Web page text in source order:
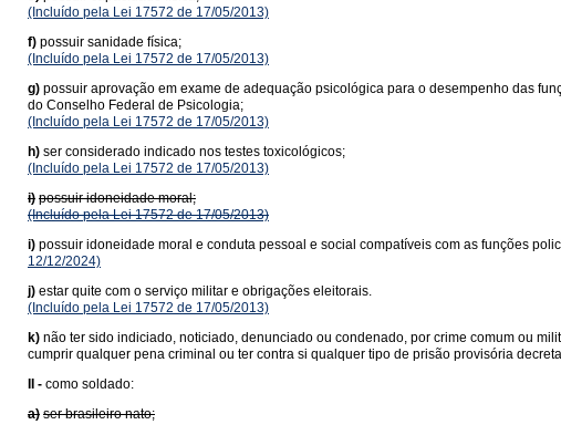
(Incluído pela Lei 17572 de 17/05/2013)
f) possuir sanidade física;
(Incluído pela Lei 17572 de 17/05/2013)
g) possuir aprovação em exame de adequação psicológica para o desempenho das
do Conselho Federal de Psicologia;
(Incluído pela Lei 17572 de 17/05/2013)
h) ser considerado indicado nos testes toxicológicos;
(Incluído pela Lei 17572 de 17/05/2013)
i) possuir idoneidade moral;
(Incluído pela Lei 17572 de 17/05/2013)
i) possuir idoneidade moral e conduta pessoal e social compatíveis com as funções
12/12/2024)
j) estar quite com o serviço militar e obrigações eleitorais.
(Incluído pela Lei 17572 de 17/05/2013)
k) não ter sido indiciado, noticiado, denunciado ou condenado, por crime comum ou
cumprir qualquer pena criminal ou ter contra si qualquer tipo de prisão provisória
II - como soldado:
a) ser brasileiro nato;